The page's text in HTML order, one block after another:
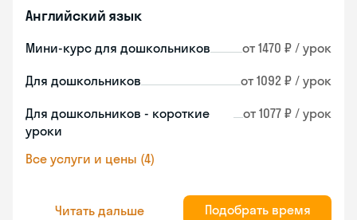
Английский язык
Мини-курс для дошкольников от 1470 ₽ / урок
Для дошкольников от 1092 ₽ / урок
Для дошкольников - короткие
уроки
от 1077 ₽ / урок
Все услуги и цены (4)
Читать дальше Подобрать время